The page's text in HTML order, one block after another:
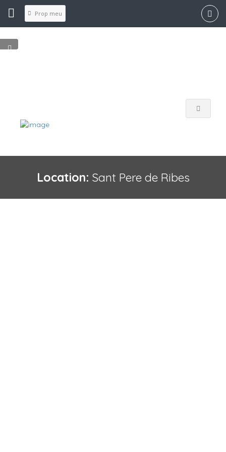
Location: Sant Pere de Ribes
Prop meu